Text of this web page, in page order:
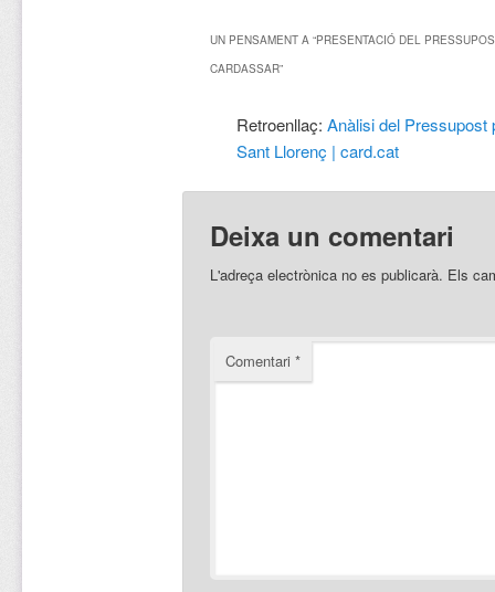
UN PENSAMENT A “PRESENTACIÓ DEL
CARDASSAR”
Retroenllaç:Anàlisi del Pressupost
Sant Llorenç | card.cat
Deixa un comentari
L'adreça electrònica no es publicarà. Els
Comentari *